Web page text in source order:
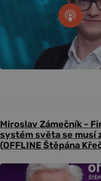
Miroslav Zámečník -
systém světa se musí
(OFFLINE Štěpána